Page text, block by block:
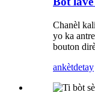
Chanèl
yo ka
bouton
ankètdetay